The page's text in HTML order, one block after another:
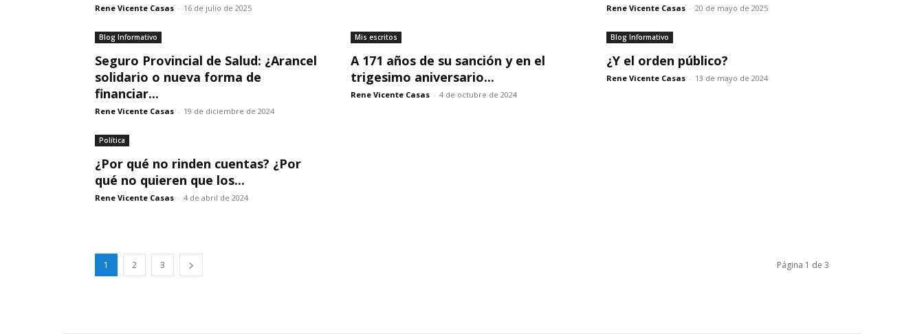
Rene Vicente Casas - 16 de julio de 2025 Rene Vicente Casas - 20 de mayo de 2025
Blog Informativo
Seguro Provincial de Salud: ¿Arancel
solidario o nueva forma de
financiar...
Rene Vicente Casas - 19 de diciembre de 2024
Mis escritos
A 171 años de su sanción y en el
trigesimo aniversario...
Rene Vicente Casas - 4 de octubre de 2024
Blog Informativo
¿Y el orden público?
Rene Vicente Casas - 13 de mayo de 2024
Política
¿Por qué no rinden cuentas? ¿Por
qué no quieren que los...
Rene Vicente Casas - 4 de abril de 2024
1 2 3 Página 1 de 3